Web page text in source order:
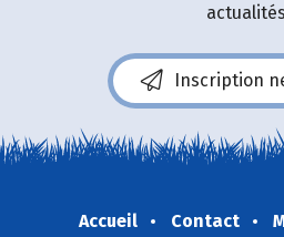
Inscription
Accueil Contact